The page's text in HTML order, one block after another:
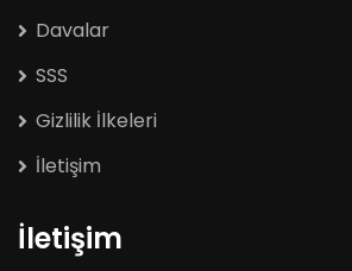
Davalar
SSS
Gizlilik İlkeleri
İletişim
İletişim